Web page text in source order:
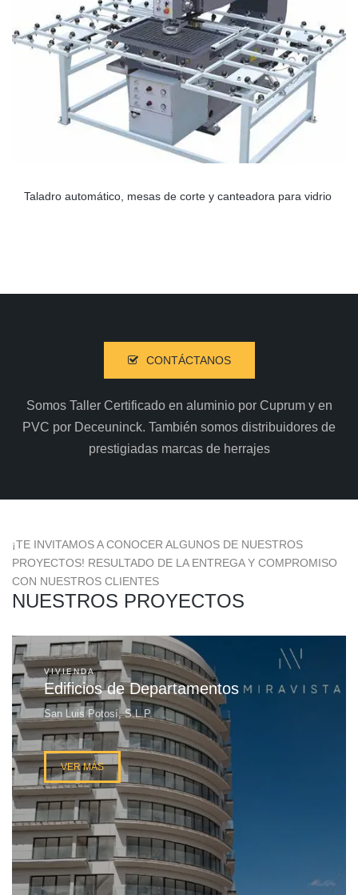
Taladro automático, mesas de corte y canteadora para vidrio
CONTÁCTANOS
Somos Taller Certificado en aluminio por Cuprum y en
PVC por Deceuninck. También somos distribuidores de
prestigiadas marcas de herrajes
¡TE INVITAMOS A CONOCER ALGUNOS DE NUESTROS
PROYECTOS! RESULTADO DE LA ENTREGA Y COMPROMISO
CON NUESTROS CLIENTES
NUESTROS PROYECTOS
VIVIENDA
Edificios de Departamentos
San Luis Potosí, S.L.P.
VER MÁS